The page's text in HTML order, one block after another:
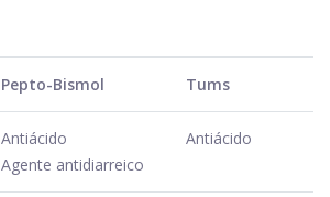
Pepto-Bismol Tums
Antiácido
Agente antidiarreico
Antiácido